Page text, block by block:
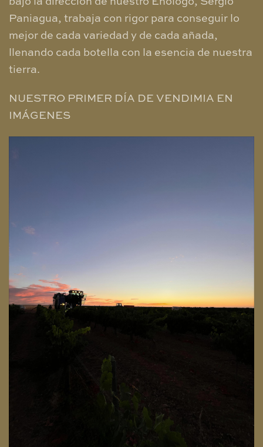
Paniagua, trabaja con rigor para conseguir lo
mejor de cada variedad y de cada añada,
llenando cada botella con la esencia de nuestra
tierra.
NUESTRO PRIMER DÍA DE VENDIMIA EN
IMÁGENES